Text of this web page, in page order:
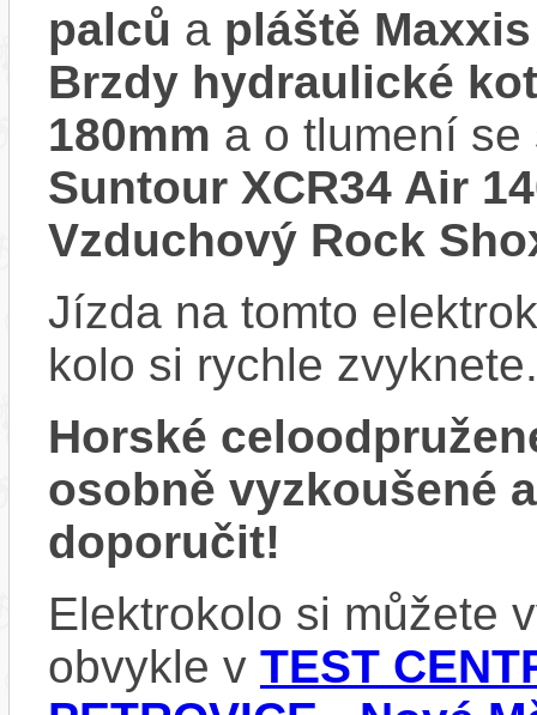
palců a pláště
Brzdy hydraulické
180mm a o tlumení
Suntour XCR34 Air
Vzduchový Rock
Jízda na tomto
kolo si rychle zvyknete.
Horské
osobně vyzkoušené
doporučit!
Elektrokolo si můžete
obvykle v TEST